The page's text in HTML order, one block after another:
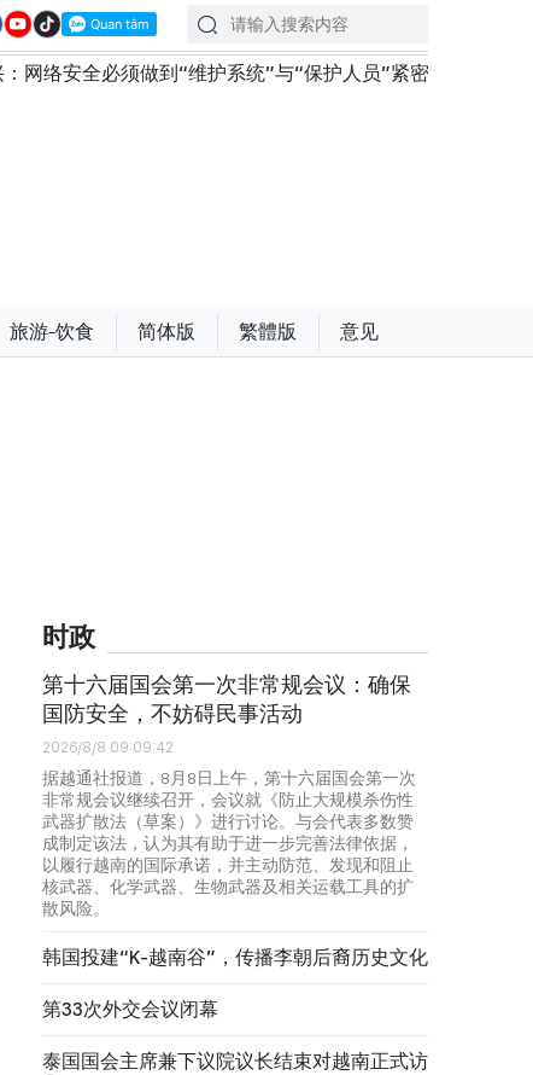
到“维护系统”与“保护人员”紧密结合 越南政府总理黎
旅游-饮食 简体版 繁體版 意见
时政
第十六届国会第一次非常规会议：确保
国防安全，不妨碍民事活动
2026/8/8 09:09:42
据越通社报道，8月8日上午，第十六届国会第一次
非常规会议继续召开，会议就《防止大规模杀伤性
武器扩散法（草案）》进行讨论。与会代表多数赞
成制定该法，认为其有助于进一步完善法律依据，
以履行越南的国际承诺，并主动防范、发现和阻止
核武器、化学武器、生物武器及相关运载工具的扩
散风险。
韩国投建“K-越南谷”，传播李朝后裔历史文化
第33次外交会议闭幕
泰国国会主席兼下议院议长结束对越南正式访